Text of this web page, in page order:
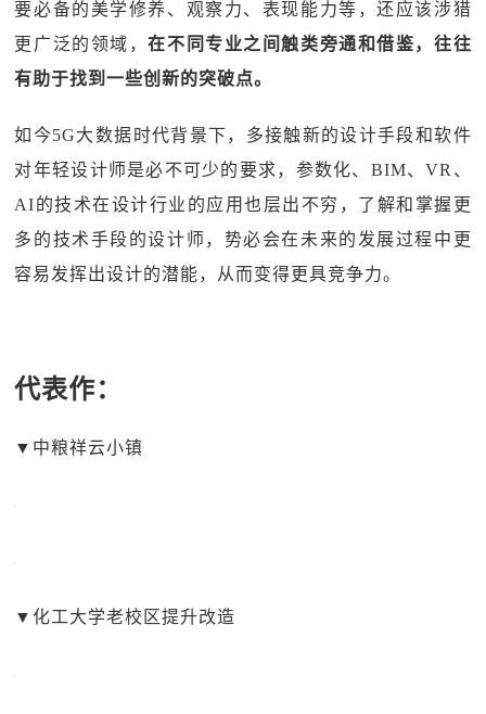
要必备的美学修养、观察力、表现能力等，还应该涉猎
更广泛的领域，在不同专业之间触类旁通和借鉴，往往
有助于找到一些创新的突破点。
如今5G大数据时代背景下，多接触新的设计手段和软件
对年轻设计师是必不可少的要求，参数化、BIM、VR、
AI的技术在设计行业的应用也层出不穷，了解和掌握更
多的技术手段的设计师，势必会在未来的发展过程中更
容易发挥出设计的潜能，从而变得更具竞争力。
代表作：
▼中粮祥云小镇
▼化工大学老校区提升改造